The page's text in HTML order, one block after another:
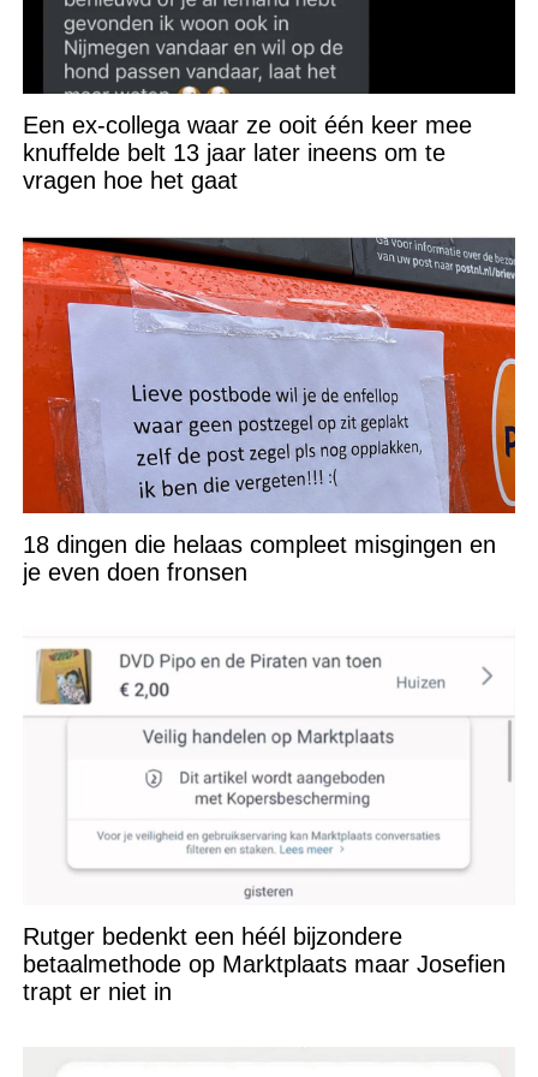
Een ex-collega waar ze ooit één keer mee
knuffelde belt 13 jaar later ineens om te
vragen hoe het gaat
18 dingen die helaas compleet misgingen en
je even doen fronsen
Rutger bedenkt een héél bijzondere
betaalmethode op Marktplaats maar Josefien
trapt er niet in